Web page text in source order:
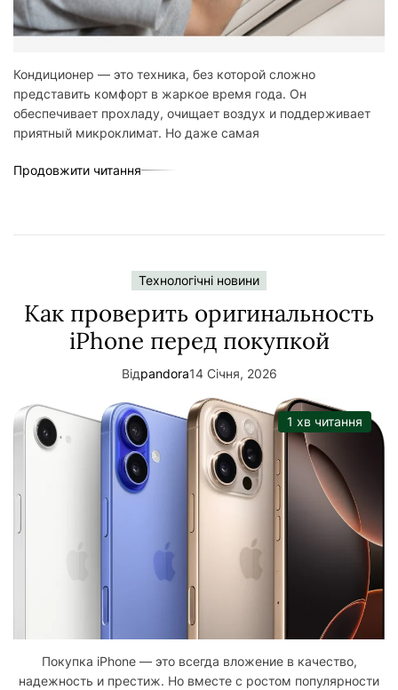
Кондиционер — это техника, без которой сложно
представить комфорт в жаркое время года. Он
обеспечивает прохладу, очищает воздух и поддерживает
приятный микроклимат. Но даже самая
Продовжити читання
Технологічні новини
Как проверить оригинальность
iPhone перед покупкой
Відpandora14 Січня, 2026
1 хв читання
Покупка iPhone — это всегда вложение в качество,
надежность и престиж. Но вместе с ростом популярности